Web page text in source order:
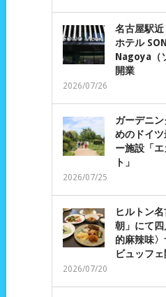
名古屋駅
ホテル
Nagoya（
開業
2026/07/26
ガーデニ
めのドイ
ー施設「
ト」
2026/07/25
ヒルトン
朝」にて
的麻辣味
ビュッフ
2026/07/20